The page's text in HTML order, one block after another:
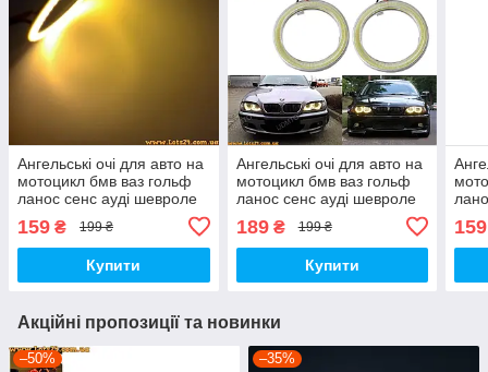
Ангельські очі для авто на
мотоцикл бмв ваз гольф
ланос сенс ауді шевроле
шкода форд опель рено
мазда тойота bmw cob
60мм жовті
159 ₴ 199 ₴
Купити
Ангельські очі для авто на
мотоцикл бмв ваз гольф
ланос сенс ауді шевроле
шкода форд опель рено
мазда тойота bmw cob
100мм жовті
189₴ 199 ₴
Купити
159
Акційні пропозиції та новинки
–50% –35%